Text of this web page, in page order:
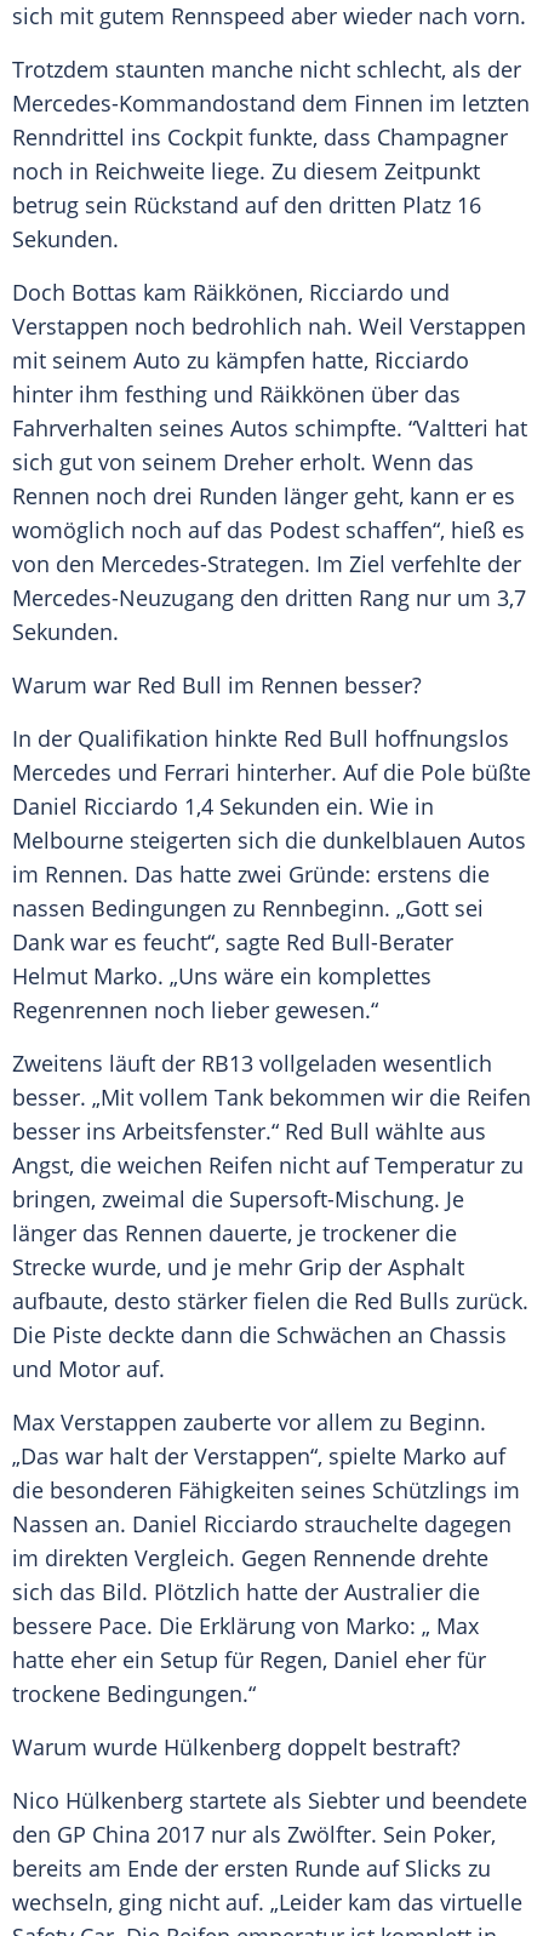
sich mit gutem Rennspeed aber wieder nach vorn.
Trotzdem staunten manche nicht schlecht, als der
Mercedes-Kommandostand dem Finnen im letzten
Renndrittel ins Cockpit funkte, dass Champagner
noch in Reichweite liege. Zu diesem Zeitpunkt
betrug sein Rückstand auf den dritten Platz 16
Sekunden.
Doch Bottas kam Räikkönen, Ricciardo und
Verstappen noch bedrohlich nah. Weil Verstappen
mit seinem Auto zu kämpfen hatte, Ricciardo
hinter ihm festhing und Räikkönen über das
Fahrverhalten seines Autos schimpfte. “Valtteri hat
sich gut von seinem Dreher erholt. Wenn das
Rennen noch drei Runden länger geht, kann er es
womöglich noch auf das Podest schaffen“, hieß es
von den Mercedes-Strategen. Im Ziel verfehlte der
Mercedes-Neuzugang den dritten Rang nur um 3,7
Sekunden.
Warum war Red Bull im Rennen besser?
In der Qualifikation hinkte Red Bull hoffnungslos
Mercedes und Ferrari hinterher. Auf die Pole büßte
Daniel Ricciardo 1,4 Sekunden ein. Wie in
Melbourne steigerten sich die dunkelblauen Autos
im Rennen. Das hatte zwei Gründe: erstens die
nassen Bedingungen zu Rennbeginn. „Gott sei
Dank war es feucht“, sagte Red Bull-Berater
Helmut Marko. „Uns wäre ein komplettes
Regenrennen noch lieber gewesen.“
Zweitens läuft der RB13 vollgeladen wesentlich
besser. „Mit vollem Tank bekommen wir die Reifen
besser ins Arbeitsfenster.“ Red Bull wählte aus
Angst, die weichen Reifen nicht auf Temperatur zu
bringen, zweimal die Supersoft-Mischung. Je
länger das Rennen dauerte, je trockener die
Strecke wurde, und je mehr Grip der Asphalt
aufbaute, desto stärker fielen die Red Bulls zurück.
Die Piste deckte dann die Schwächen an Chassis
und Motor auf.
Max Verstappen zauberte vor allem zu Beginn.
„Das war halt der Verstappen“, spielte Marko auf
die besonderen Fähigkeiten seines Schützlings im
Nassen an. Daniel Ricciardo strauchelte dagegen
im direkten Vergleich. Gegen Rennende drehte
sich das Bild. Plötzlich hatte der Australier die
bessere Pace. Die Erklärung von Marko: „ Max
hatte eher ein Setup für Regen, Daniel eher für
trockene Bedingungen.“
Warum wurde Hülkenberg doppelt bestraft?
Nico Hülkenberg startete als Siebter und beendete
den GP China 2017 nur als Zwölfter. Sein Poker,
bereits am Ende der ersten Runde auf Slicks zu
wechseln, ging nicht auf. „Leider kam das virtuelle